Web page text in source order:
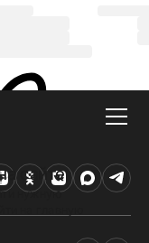
сайте
нужную